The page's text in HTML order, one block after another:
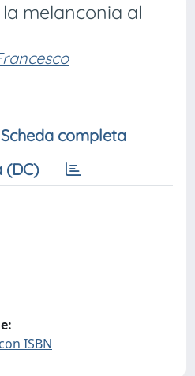
melanconia al
Scheda completa
(DC)
ISBN